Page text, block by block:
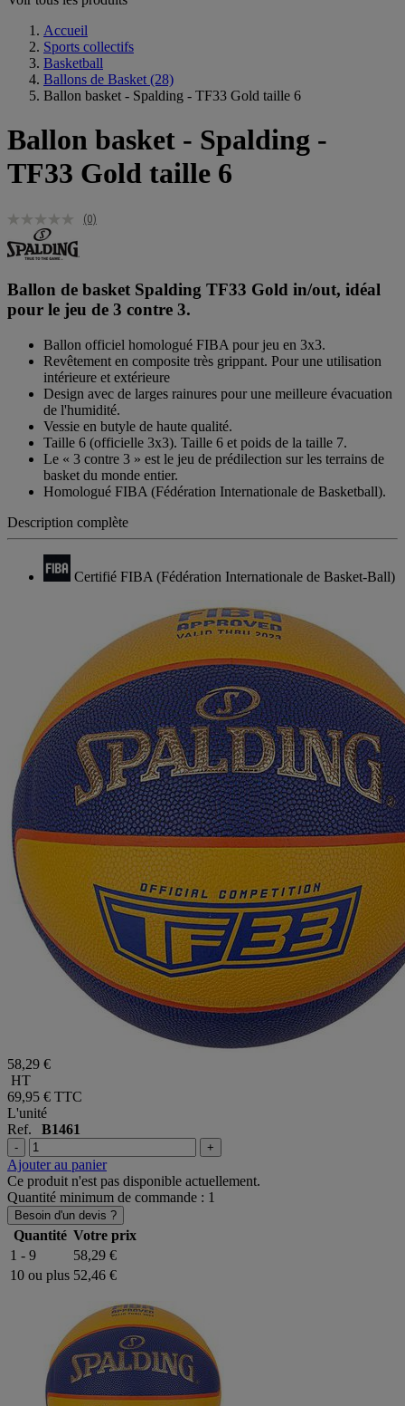
Accueil
Sports collectifs
Basketball
Ballons de Basket (28)
Ballon basket - Spalding - TF33 Gold taille 6
Ballon basket - Spalding -
TF33 Gold taille 6
(0)
Ballon de basket Spalding TF33 Gold in/out, idéal
pour le jeu de 3 contre 3.
Ballon officiel homologué FIBA pour jeu en 3x3.
Revêtement en composite très grippant. Pour une utilisation
intérieure et extérieure
Design avec de larges rainures pour une meilleure évacuation
de l'humidité.
Vessie en butyle de haute qualité.
Taille 6 (officielle 3x3). Taille 6 et poids de la taille 7.
Le « 3 contre 3 » est le jeu de prédilection sur les terrains de
basket du monde entier.
Homologué FIBA (Fédération Internationale de Basketball).
Description complète
Certifié FIBA (Fédération Internationale de Basket-Ball)
58,29 €
HT
69,95 € TTC
L'unité
Ref. B1461
- +
Ajouter au panier
Ce produit n'est pas disponible actuellement.
Quantité minimum de commande : 1
Besoin d'un devis ?
Quantité Votre prix
1 - 9
58,29 €
10 ou plus 52,46 €